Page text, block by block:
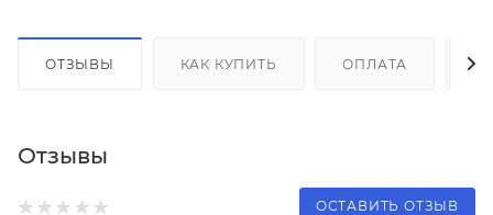
ОТЗЫВЫ КАК КУПИТЬ ОПЛАТА
Отзывы
ОСТАВИТЬ ОТЗЫВ